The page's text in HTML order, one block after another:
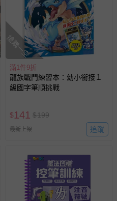
搶購一空
滿1件9折
龍族戰鬥練習本：幼小銜接１
級國字筆順挑戰
$141 $199
最新上架 追蹤